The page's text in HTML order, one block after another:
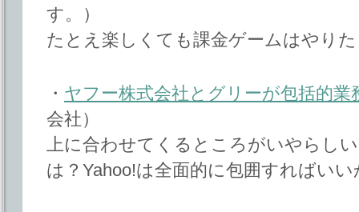
す。）
たとえ楽しくても課金ゲームはやり
・ ヤフー株式会社とグリーが包括的業
会社）
上に合わせてくるところがいやらし
は？Yahoo!は全面的に包囲すればい